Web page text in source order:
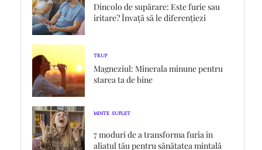
Dincolo de supărare: Este furie sau
iritare? Învață să le diferențiezi
TRUP
Magneziul: Minerala minune pentru
starea ta de bine
MINTE SUFLET
7 moduri de a transforma furia în
aliatul tău pentru sănătatea mintală